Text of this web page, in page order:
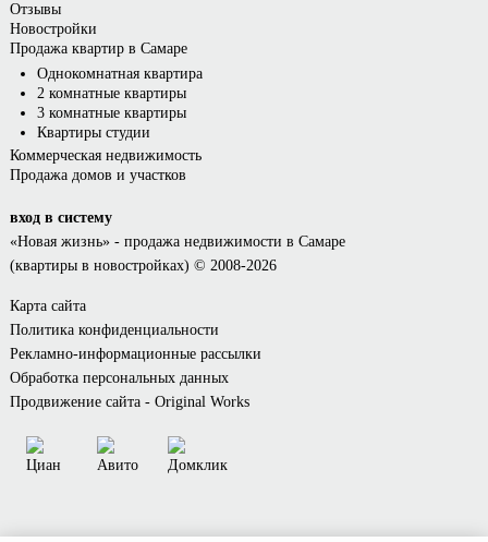
Отзывы
Новостройки
Продажа квартир в Самаре
Однокомнатная квартира
2 комнатные квартиры
3 комнатные квартиры
Квартиры студии
Коммерческая недвижимость
Продажа домов и участков
вход в систему
«Новая жизнь»- продажа недвижимости в Самаре
(квартиры в новостройках) © 2008-2026
Карта сайта
Политика конфиденциальности
Рекламно-информационные рассылки
Обработка персональных данных
Продвижение сайта - Original Works